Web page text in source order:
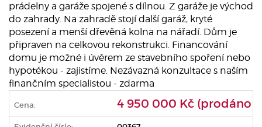
prádelny a garáže spojené s dílnou. Z garáže je východ
do zahrady. Na zahradě stojí další garáž, kryté
posezení a menší dřevěná kolna na nářadí. Dům je
připraven na celkovou rekonstrukci. Financování
domu je možné i úvěrem ze stavebního spoření nebo
hypotékou - zajistíme. Nezávazná konzultace s naším
finančním specialistou - zdarma
Cena: 4 950 000 Kč (prodáno)